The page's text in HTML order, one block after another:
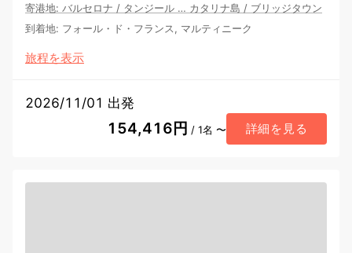
寄港地: バルセロナ / タンジール … カタリナ島 / ブリッジタウン
到着地: フォール・ド・フランス, マルティニーク
旅程を表示
2026/11/01 出発
154,416円 / 1名 〜 詳細を見る